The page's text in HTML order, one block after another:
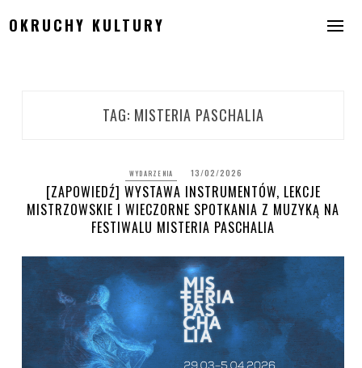
toOKRUCHY KULTURY
TAG: MISTERIA PASCHALIA
WYDARZENIA 13/02/2026
[ZAPOWIEDŹ] WYSTAWA INSTRUMENTÓW, LEKCJE
MISTRZOWSKIE I WIECZORNE SPOTKANIA Z MUZYKĄ NA
FESTIWALU MISTERIA PASCHALIA